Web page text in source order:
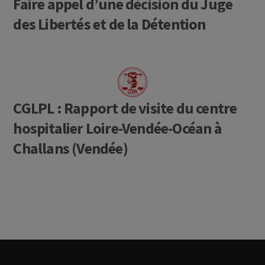
des Libertés et de la Détention
CGLPL : Rapport de visite du centre
hospitalier Loire-Vendée-Océan à
Challans (Vendée)